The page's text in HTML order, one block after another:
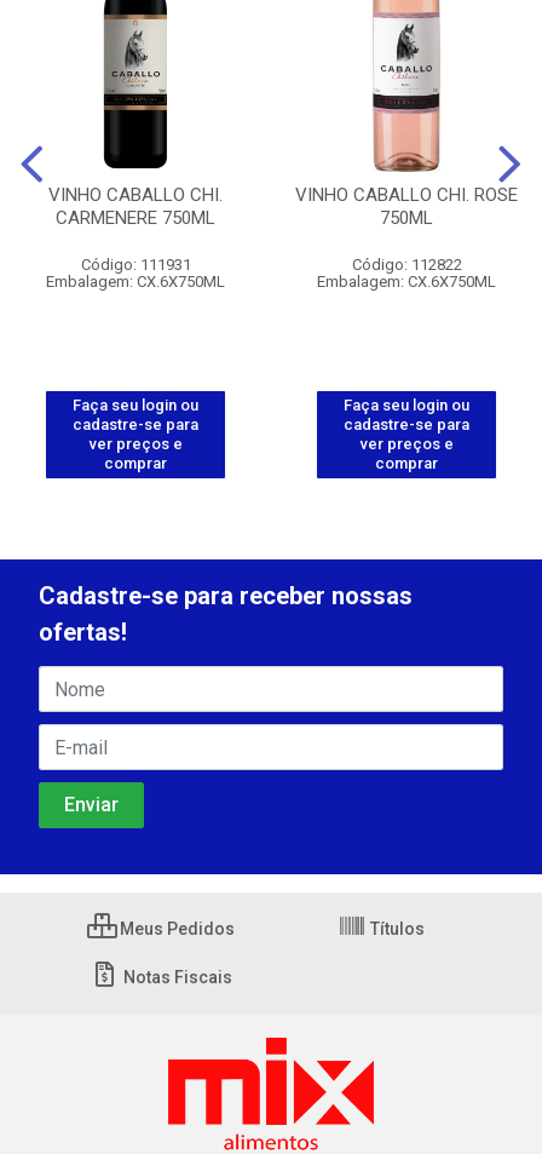
VINHO CABALLO CHI.
CARMENERE 750ML
Código: 111931
Embalagem: CX.6X750ML
Faça seu login ou
cadastre-se para
ver preços e
comprar
VINHO CABALLO CHI. ROSE
750ML
Código: 112822
Embalagem: CX.6X750ML
Faça seu login ou
cadastre-se para
ver preços e
comprar
Cadastre-se para receber nossas
ofertas!
Meus Pedidos Títulos
Notas Fiscais